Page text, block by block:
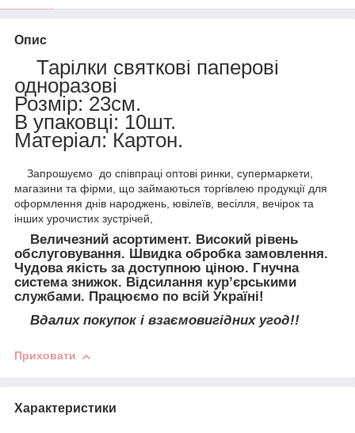
Опис
Тарілки святкові паперові
одноразові
Розмір: 23см.
В упаковці: 10шт.
Матеріал: Картон.
Запрошуємо до співпраці оптові ринки, супермаркети,
магазини та фірми, що займаються торгівлею продукції для
оформлення днів народжень, ювілеїв, весілля, вечірок та
інших урочистих зустрічей,
Величезний асортимент. Високий рівень
обслуговування. Швидка обробка замовлення.
Чудова якість за доступною ціною. Гнучна
система знижок. Відсилання кур’єрськими
службами. Працюємо по всій Україні!
Вдалих покупок і взаємовигідних угод!!
Приховати
Характеристики